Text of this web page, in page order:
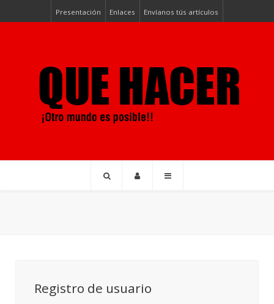
Presentación Enlaces Envíanos tús artículos
Registro de usuario